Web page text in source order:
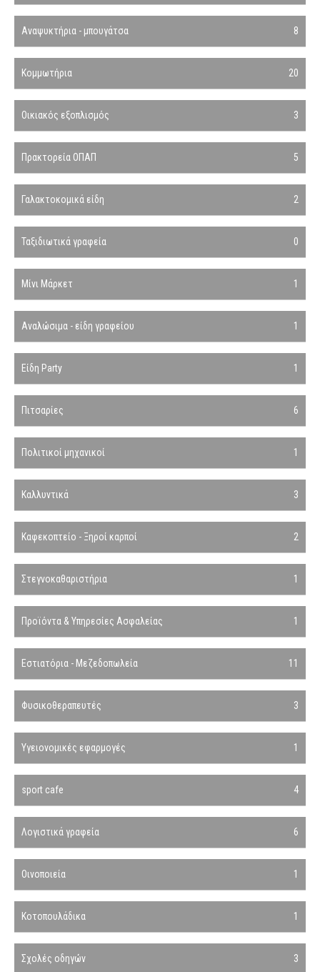
Αναψυκτήρια - μπουγάτσα 8
Κομμωτήρια 20
Οικιακός εξοπλισμός 3
Πρακτορεία ΟΠΑΠ 5
Γαλακτοκομικά είδη 2
Ταξιδιωτικά γραφεία 0
Μίνι Μάρκετ 1
Αναλώσιμα - είδη γραφείου 1
Είδη Party 1
Πιτσαρίες 6
Πολιτικοί μηχανικοί 1
Καλλυντικά 3
Καφεκοπτείο - Ξηροί καρποί 2
Στεγνοκαθαριστήρια 1
Προϊόντα & Υπηρεσίες Ασφαλείας 1
Εστιατόρια - Μεζεδοπωλεία 11
Φυσικοθεραπευτές 3
Υγειονομικές εφαρμογές 1
sport cafe 4
Λογιστικά γραφεία 6
Οινοποιεία 1
Κοτοπουλάδικα 1
Σχολές οδηγών 3